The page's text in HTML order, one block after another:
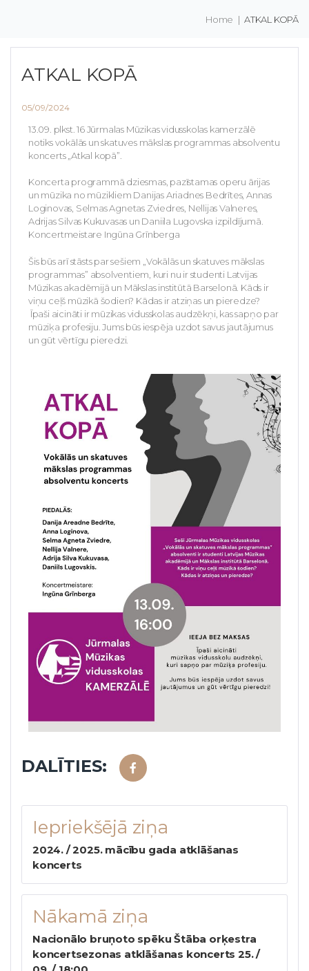
Home | ATKAL KOPĀ
ATKAL KOPĀ
05/09/2024
13.09. plkst. 16 Jūrmalas Mūzikas vidusskolas kamerzālē
notiks vokālās un skatuves mākslas programmas absolventu
koncerts „Atkal kopā”.
Koncerta programmā dziesmas, pazīstamas operu ārijas
un mūzika no mūzikliem Danijas Ariadnes Bedrītes, Annas
Loginovas, Selmas Agnetas Zviedres, Nellijas Valneres,
Adrijas Silvas Kukuvasas un Daniila Lugovska izpildījumā.
Koncertmeistare Ingūna Grīnberga
Šis būs arī stāsts par sešiem „Vokālās un skatuves mākslas
programmas” absolventiem, kuri nu ir studenti Latvijas
Mūzikas akadēmijā un Mākslas institūtā Barselonā. Kāds ir
viņu ceļš mūzikā šodien? Kādas ir atziņas un pieredze?
Īpaši aicināti ir mūzikas vidusskolas audzēkņi, kas sapņo par
mūziķa profesiju. Jums būs iespēja uzdot savus jautājumus
un gūt vērtīgu pieredzi.
DALĪTIES:
Iepriekšējā ziņa
2024. / 2025. mācību gada atklāšanas
koncerts
Nākamā ziņa
Nacionālo bruņoto spēku Štāba orķestra
koncertsezonas atklāšanas koncerts 25. /